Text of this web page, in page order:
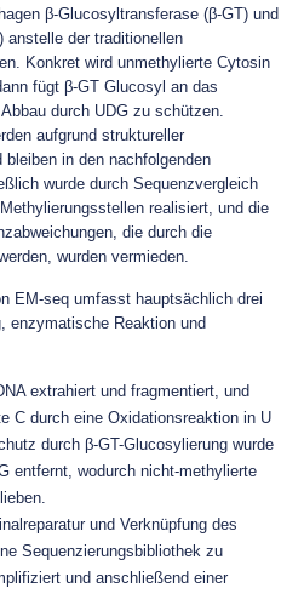
β-Glucosyltransferase (β-GT) und
anstelle der traditionellen
Konkret wird unmethylierte Cytosin
fügt β-GT Glucosyl an das
durch UDG zu schützen.
aufgrund struktureller
in den nachfolgenden
wurde durch Sequenzvergleich
realisiert, und die
die durch die
wurden vermieden.
EM-seq umfasst hauptsächlich drei
enzymatische Reaktion und
extrahiert und fragmentiert, und
C durch eine Oxidationsreaktion in U
durch β-GT-Glucosylierung wurde
entfernt, wodurch nicht-methylierte
und Verknüpfung des
Sequenzierungsbibliothek zu
und anschließend einer